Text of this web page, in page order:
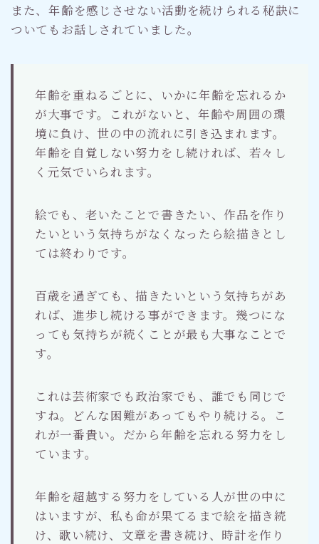
また、年齢を感じさせない活動を続けられる秘訣に
ついてもお話しされていました。
年齢を重ねるごとに、いかに年齢を忘れるか
が大事です。これがないと、年齢や周囲の環
境に負け、世の中の流れに引き込まれます。
年齢を自覚しない努力をし続ければ、若々し
く元気でいられます。
絵でも、老いたことで書きたい、作品を作り
たいという気持ちがなくなったら絵描きとし
ては終わりです。
百歳を過ぎても、描きたいという気持ちがあ
れば、進歩し続ける事ができます。幾つにな
っても気持ちが続くことが最も大事なことで
す。
これは芸術家でも政治家でも、誰でも同じで
すね。どんな困難があってもやり続ける。こ
れが一番貴い。だから年齢を忘れる努力をし
ています。
年齢を超越する努力をしている人が世の中に
はいますが、私も命が果てるまで絵を描き続
け、歌い続け、文章を書き続け、時計を作り